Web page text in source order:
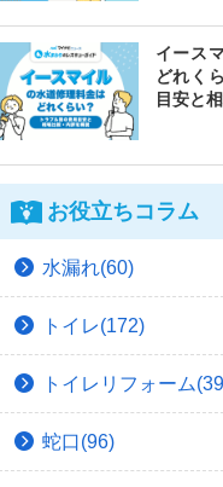
イース
どれく
目安と
お役立ちコラム
水漏れ(60)
トイレ(172)
トイレリフォーム
蛇口(96)